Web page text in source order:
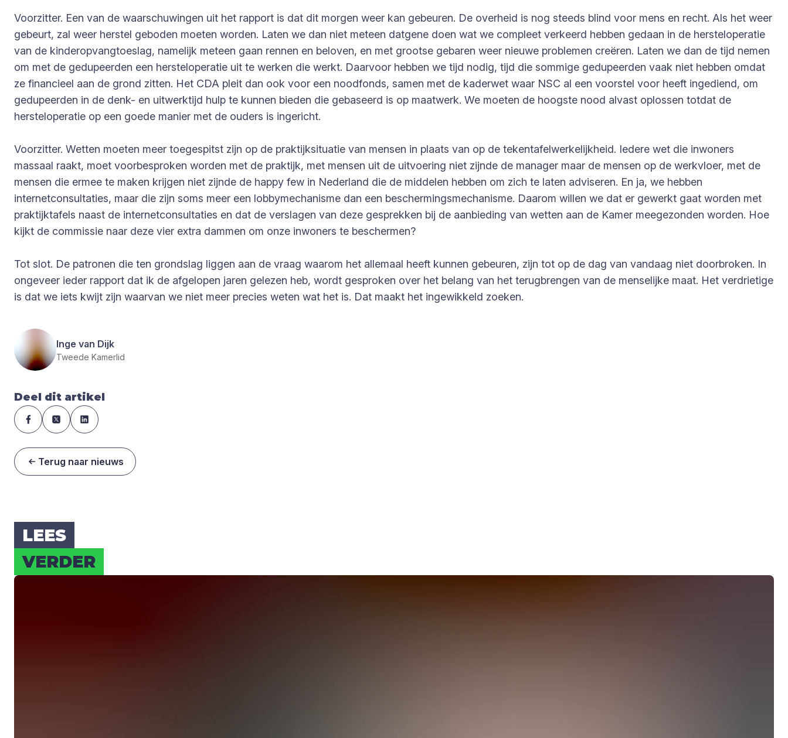
Voorzitter. Een van de waarschuwingen uit het rapport is dat dit morgen weer kan gebeuren. De overheid is nog steeds blind voor mens en recht. Als het weer
gebeurt, zal weer herstel geboden moeten worden. Laten we dan niet meteen datgene doen wat we compleet verkeerd hebben gedaan in de hersteloperatie
van de kinderopvangtoeslag, namelijk meteen gaan rennen en beloven, en met grootse gebaren weer nieuwe problemen creëren. Laten we dan de tijd nemen
om met de gedupeerden een hersteloperatie uit te werken die werkt. Daarvoor hebben we tijd nodig, tijd die sommige gedupeerden vaak niet hebben omdat
ze financieel aan de grond zitten. Het CDA pleit dan ook voor een noodfonds, samen met de kaderwet waar NSC al een voorstel voor heeft ingediend, om
gedupeerden in de denk- en uitwerktijd hulp te kunnen bieden die gebaseerd is op maatwerk. We moeten de hoogste nood alvast oplossen totdat de
hersteloperatie op een goede manier met de ouders is ingericht.
Voorzitter. Wetten moeten meer toegespitst zijn op de praktijksituatie van mensen in plaats van op de tekentafelwerkelijkheid. Iedere wet die inwoners
massaal raakt, moet voorbesproken worden met de praktijk, met mensen uit de uitvoering niet zijnde de manager maar de mensen op de werkvloer, met de
mensen die ermee te maken krijgen niet zijnde de happy few in Nederland die de middelen hebben om zich te laten adviseren. En ja, we hebben
internetconsultaties, maar die zijn soms meer een lobbymechanisme dan een beschermingsmechanisme. Daarom willen we dat er gewerkt gaat worden met
praktijktafels naast de internetconsultaties en dat de verslagen van deze gesprekken bij de aanbieding van wetten aan de Kamer meegezonden worden. Hoe
kijkt de commissie naar deze vier extra dammen om onze inwoners te beschermen?
Tot slot. De patronen die ten grondslag liggen aan de vraag waarom het allemaal heeft kunnen gebeuren, zijn tot op de dag van vandaag niet doorbroken. In
ongeveer ieder rapport dat ik de afgelopen jaren gelezen heb, wordt gesproken over het belang van het terugbrengen van de menselijke maat. Het verdrietige
is dat we iets kwijt zijn waarvan we niet meer precies weten wat het is. Dat maakt het ingewikkeld zoeken.
Inge van Dijk
Tweede Kamerlid
Deel dit artikel
Terug naar nieuws
LEES
VER­DER